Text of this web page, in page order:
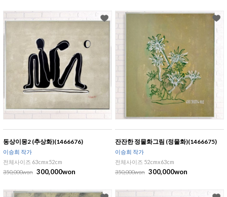
동상이몽2 (추상화)(1466676)
이승희 작가
전체사이즈 63cmx52cm
350,000won 300,000won
잔잔한 정물화그림 (정물화)(1466675)
이승희 작가
전체사이즈 52cmx63cm
350,000won 300,000won